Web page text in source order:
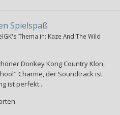
Spielspaß
's Thema in: Kaze And The Wild
Donkey Kong Country Klon,
Charme, der Soundtrack ist
ist perfekt...